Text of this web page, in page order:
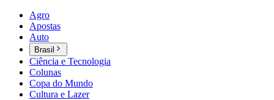
Agro
Apostas
Auto
Brasil
Ciência e Tecnologia
Colunas
Copa do Mundo
Cultura e Lazer